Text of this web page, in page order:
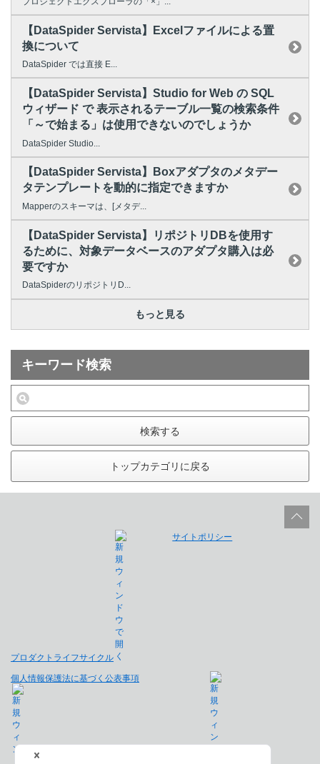
【DataSpider Servista】Excelファイルによる置
換について
DataSpider では直接 E...
【DataSpider Servista】Studio for Web の SQL
ウィザード で 表示されるテーブル一覧の検索条件
「～で始まる」は使用できないのでしょうか
DataSpider Studio...
【DataSpider Servista】Boxアダプタのメタデー
タテンプレートを動的に指定できますか
Mapperのスキーマは、[メタデ...
【DataSpider Servista】リポジトリDBを使用す
るために、対象データベースのアダプタ購入は必
要ですか
DataSpiderのリポジトリD...
もっと見る
キーワード検索
検索する
トップカテゴリに戻る
プロダクトライフサイクル
サイトポリシー
個人情報保護法に基づく公表事項